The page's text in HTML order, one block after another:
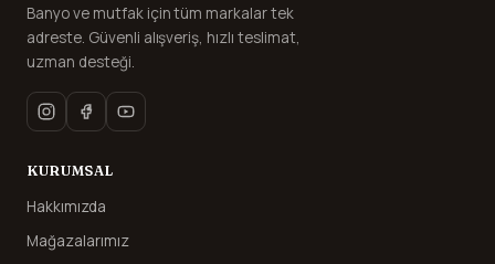
Banyo ve mutfak için tüm markalar tek
adreste. Güvenli alışveriş, hızlı teslimat,
uzman desteği.
KURUMSAL
Hakkımızda
Mağazalarımız